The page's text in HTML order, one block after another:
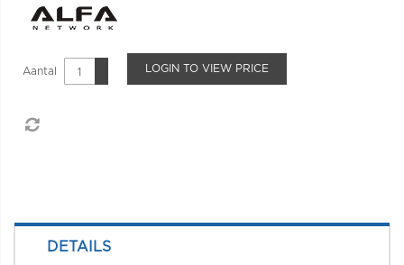
Aantal LOGIN TO VIEW PRICE
DETAILS